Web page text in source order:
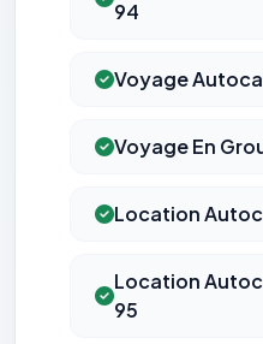
94
Voyage
Voyage En
Location
Location
95